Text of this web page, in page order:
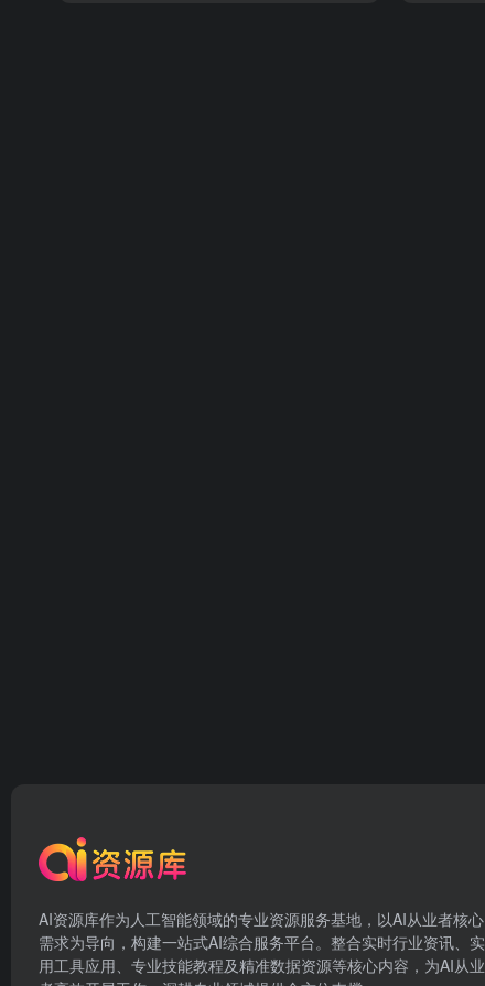
AI资源库作为人工智能领域的专业资源服务基地，以AI从业者核心
需求为导向，构建一站式AI综合服务平台。整合实时行业资讯、实
用工具应用、专业技能教程及精准数据资源等核心内容，为AI从业